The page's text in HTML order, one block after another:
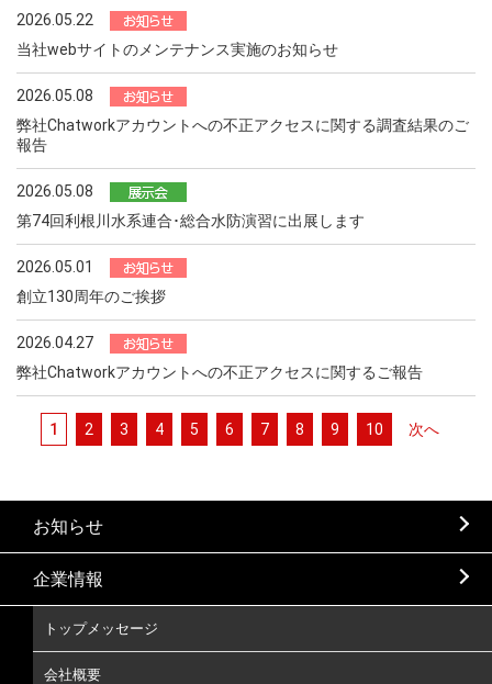
2026.05.22
当社webサイトのメンテナンス実施のお知らせ
2026.05.08
弊社Chatworkアカウントへの不正アクセスに関する調査結果のご
報告
2026.05.08
第74回利根川水系連合･総合水防演習に出展します
2026.05.01
創立130周年のご挨拶
2026.04.27
弊社Chatworkアカウントへの不正アクセスに関するご報告
1 2 3 4 5 6 7 8 9 10 次へ
お知らせ
企業情報
トップメッセージ
会社概要